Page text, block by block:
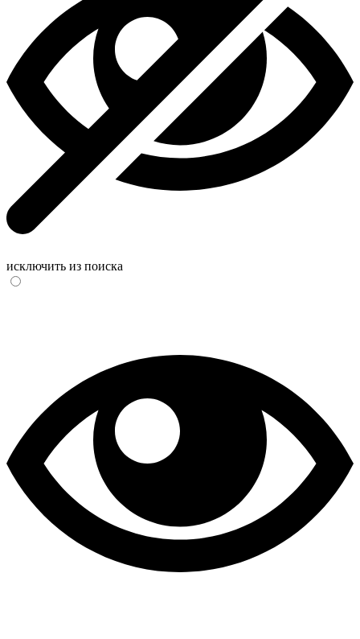
исключить из поиска